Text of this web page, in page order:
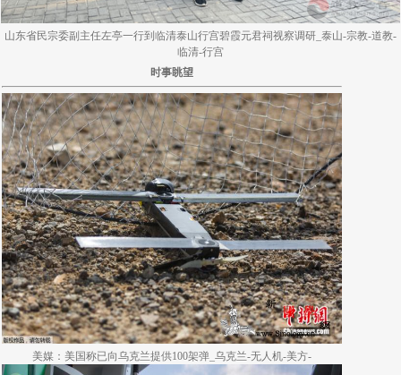
山东省民宗委副主任左亭一行到临清泰山行宫碧霞元君祠视察调研_泰山-宗教-道教-
临清-行宫
时事眺望
美媒：美国称已向乌克兰提供100架弹_乌克兰-无人机-美方-